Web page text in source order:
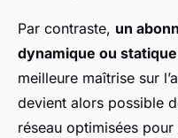
Par contraste, un
dynamique ou
meilleure maîtrise sur
devient alors possible
réseau optimisées pour